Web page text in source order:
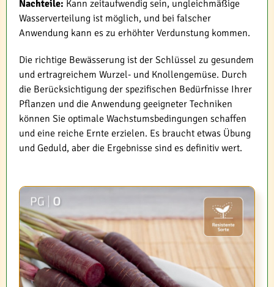
Nachteile: Kann zeitaufwendig sein, ungleichmäßige
Wasserverteilung ist möglich, und bei falscher
Anwendung kann es zu erhöhter Verdunstung kommen.
Die richtige Bewässerung ist der Schlüssel zu gesundem
und ertragreichem Wurzel- und Knollengemüse. Durch
die Berücksichtigung der spezifischen Bedürfnisse Ihrer
Pflanzen und die Anwendung geeigneter Techniken
können Sie optimale Wachstumsbedingungen schaffen
und eine reiche Ernte erzielen. Es braucht etwas Übung
und Geduld, aber die Ergebnisse sind es definitiv wert.